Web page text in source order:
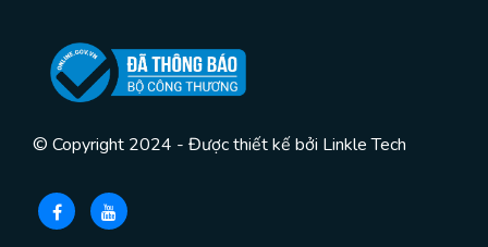
© Copyright 2024 - Được thiết kế bởi Linkle Tech